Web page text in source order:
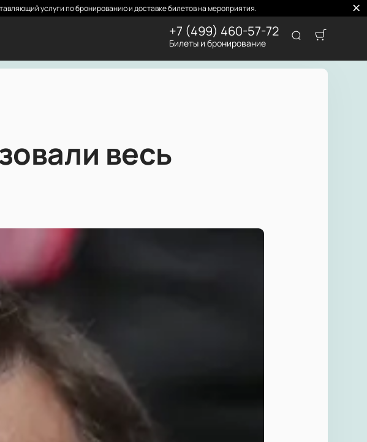
услуги по бронированию и доставке билетов на мероприятия.
+7 (499) 460-57-72
Билеты и бронирование
весь